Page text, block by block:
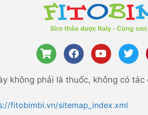
không phải là thuốc, không có
fitobimbi.vn/sitemap_index.xml